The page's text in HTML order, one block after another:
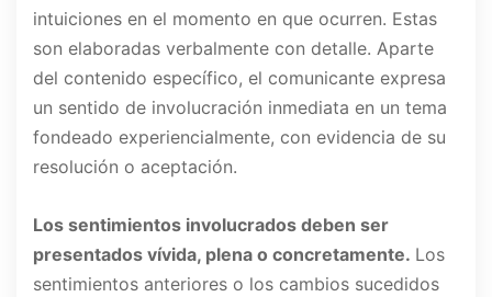
intuiciones en el momento en que ocurren. Estas
son elaboradas verbalmente con detalle. Aparte
del contenido específico, el comunicante expresa
un sentido de involucración inmediata en un tema
fondeado experiencialmente, con evidencia de su
resolución o aceptación.
Los sentimientos involucrados deben ser
presentados vívida, plena o concretamente. Los
sentimientos anteriores o los cambios sucedidos